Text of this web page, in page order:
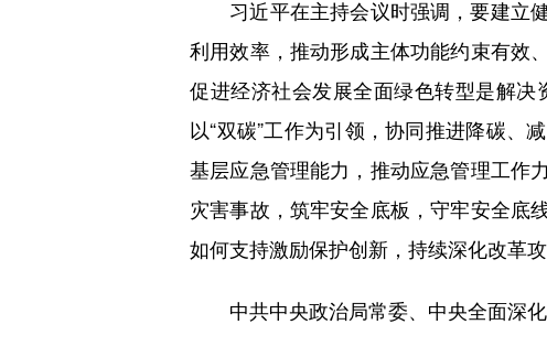
习近平在主持会议时强调，要建立健
利用效率，推动形成主体功能约束有效
促进经济社会发展全面绿色转型是解决
以“双碳”工作为引领，协同推进降碳、
基层应急管理能力，推动应急管理工作
灾害事故，筑牢安全底板，守牢安全底
如何支持激励保护创新，持续深化改革
中共中央政治局常委、中央全面深化